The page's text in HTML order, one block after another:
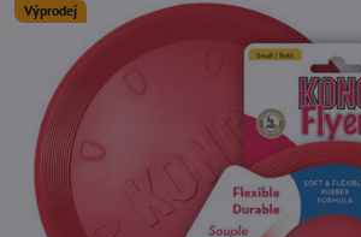
Výprodej